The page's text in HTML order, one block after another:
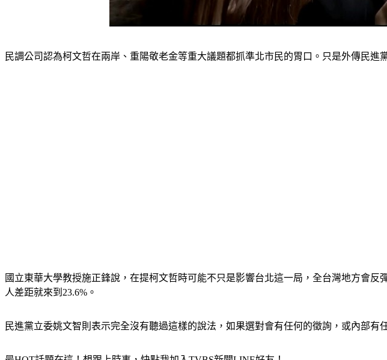
民調公司認為柯文哲在兩岸、重陽敬老金等重大議題都抓準北市民的胃口。只是外傳民
國立東華大學教授施正鋒說，在提柯文哲時可能不只是影響台北這一局，全台灣地方會
人差距就來到23.6%。
民進黨立委姚文智則表示完全沒有聽過這樣的說法，如果選對會有任何的徵詢，或內部有